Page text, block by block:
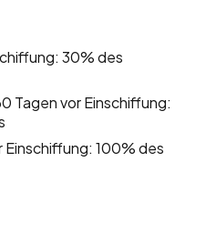
30% des
Tagen vor Einschiffung:
Einschiffung: 100% des